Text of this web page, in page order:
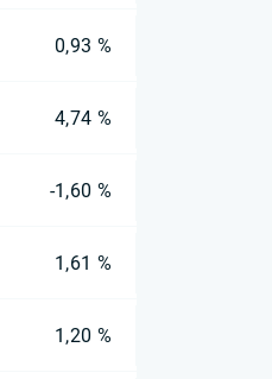
0,93 %
4,74 %
-1,60 %
1,61 %
1,20 %